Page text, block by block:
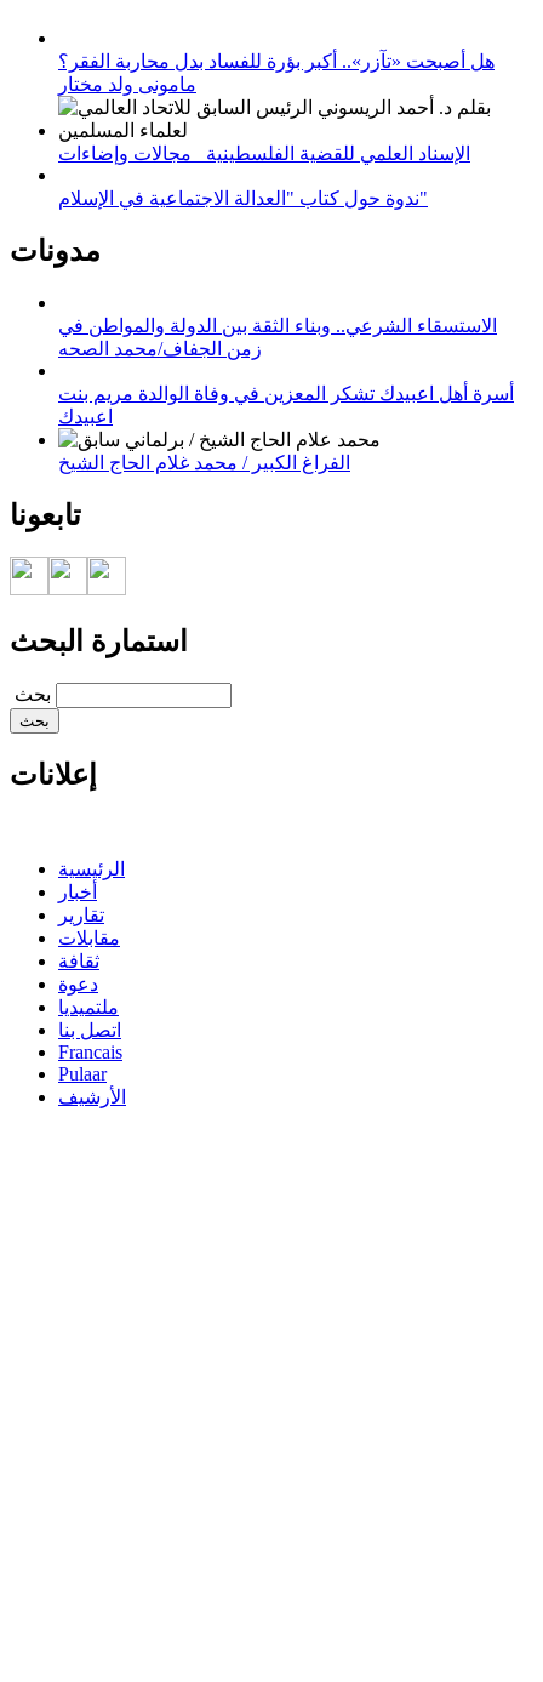
هل أصبحت «تآزر».. أكبر بؤرة للفساد بدل محاربة الفقر؟
مامونى ولد مختار
الإسناد العلمي للقضية الفلسطينية_ مجالات وإضاءات
ندوة حول كتاب "العدالة الاجتماعية في الإسلام"
مدونات
الاستسقاء الشرعي.. وبناء الثقة بين الدولة والمواطن في
زمن الجفاف/محمد الصحه
أسرة أهل اعبيدك تشكر المعزين في وفاة الوالدة مريم بنت
اعبيدك
الفراغ الكبير / محمد غلام الحاج الشيخ
تابعونا
استمارة البحث
‏بحث ‏
إعلانات
الرئيسية
أخبار
تقارير
مقابلات
ثقافة
دعوة
ملتميديا
اتصل بنا
Francais
Pulaar
الأرشيف